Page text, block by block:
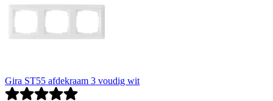
Gira ST55 afdekraam 3 voudig wit